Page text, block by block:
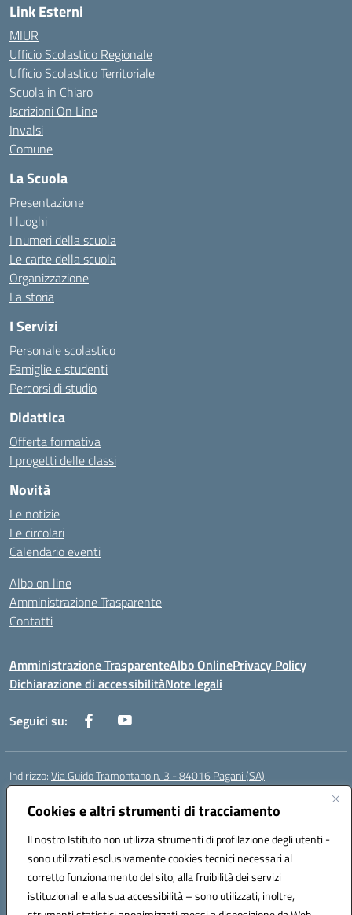
Cookies e altri strumenti di tracciamento
Il nostro Istituto non utilizza strumenti di profilazione degli utenti -
sono utilizzati esclusivamente cookies tecnici necessari al
corretto funzionamento del sito, alla fruibilità dei servizi
istituzionali e alla sua accessibilità – sono utilizzati, inoltre,
Link Esterni
MIUR
Ufficio Scolastico Regionale
Ufficio Scolastico Territoriale
Scuola in Chiaro
Iscrizioni On Line
Invalsi
Comune
La Scuola
Presentazione
I luoghi
I numeri della scuola
Le carte della scuola
Organizzazione
La storia
I Servizi
Personale scolastico
Famiglie e studenti
Percorsi di studio
Didattica
Offerta formativa
I progetti delle classi
Novità
Le notizie
Le circolari
Calendario eventi
Albo on line
Amministrazione Trasparente
Contatti
Amministrazione TrasparenteAlbo OnlinePrivacy Policy
Dichiarazione di accessibilitàNote legali
Seguici su:
Indirizzo:Via Guido Tramontano n. 3 - 84016 Pagani (SA)
Centralino:
Posta elettronica certificata (PEC):saps08000t@pec.istruzione.it
Codice fiscale: 80022400651
Codice meccanografico:SAPS08000T
Codice Indice delle Pubbliche Amministrazioni (IPA): istsc_saps08000t
Codice unico di fatturazione (CUF): UFC29W